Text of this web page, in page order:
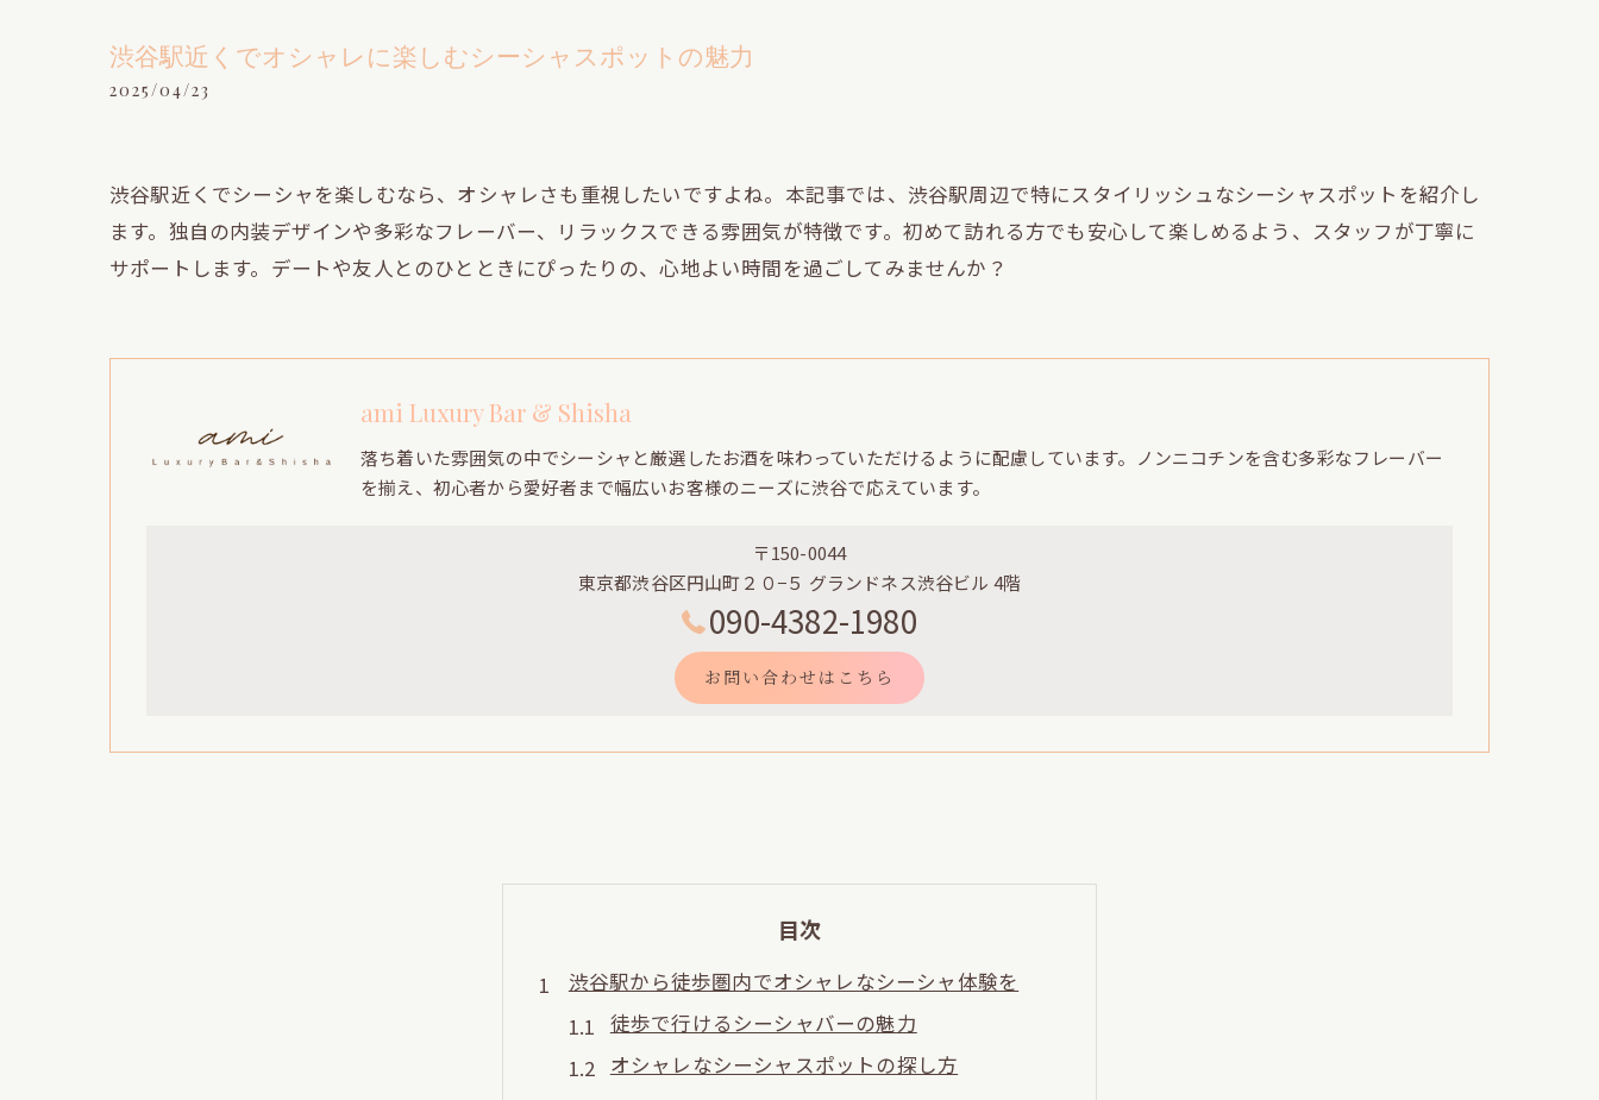
渋谷駅近くでオシャレに楽しむシーシャスポットの魅力
2025/04/23
渋谷駅近くでシーシャを楽しむなら、オシャレさも重視したいですよね。本記事では、渋谷駅周辺で特にスタイリッシュなシーシャスポットを紹介し
ます。独自の内装デザインや多彩なフレーバー、リラックスできる雰囲気が特徴です。初めて訪れる方でも安心して楽しめるよう、スタッフが丁寧に
サポートします。デートや友人とのひとときにぴったりの、心地よい時間を過ごしてみませんか？
ami Luxury Bar & Shisha
落ち着いた雰囲気の中でシーシャと厳選したお酒を味わっていただけるように配慮しています。ノンニコチンを含む多彩なフレーバー
を揃え、初心者から愛好者まで幅広いお客様のニーズに渋谷で応えています。
〒150-0044
東京都渋谷区円山町２０−５ グランドネス渋谷ビル 4階
090-4382-1980
お問い合わせはこちら
目次
渋谷駅から徒歩圏内でオシャレなシーシャ体験を
徒歩で行けるシーシャバーの魅力
オシャレなシーシャスポットの探し方